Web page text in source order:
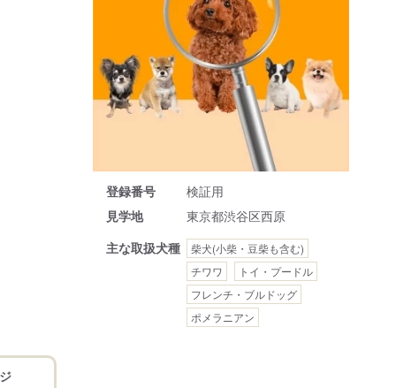
登録番号
検証用
見学地
東京都渋谷区西原
主な取扱犬種
柴犬(小柴・豆柴も含む)
チワワ
トイ・プードル
フレンチ・ブルドッグ
ポメラニアン